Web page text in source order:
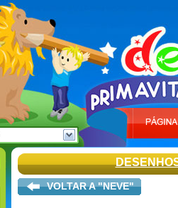
VOLTAR A "NEVE"